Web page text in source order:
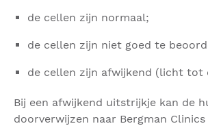
de cellen zijn normaal;
de cellen zijn niet goed te
de cellen zijn afwijkend (licht tot
Bij een afwijkend uitstrijkje kan de
doorverwijzen naar Bergman